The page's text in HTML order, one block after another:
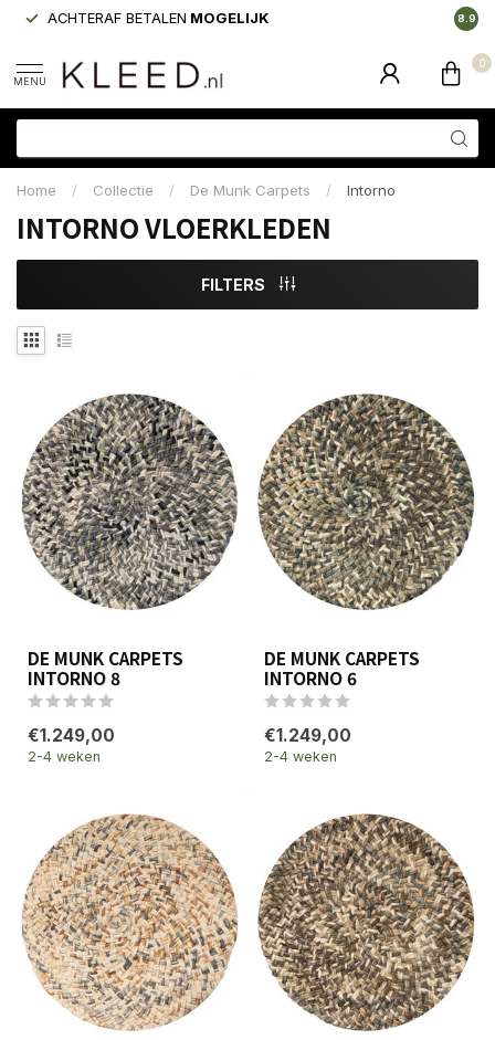
ACHTERAF BETALEN MOGELIJK 8.9
MENU
0
Home / Collectie / De Munk Carpets / Intorno
INTORNO VLOERKLEDEN
FILTERS
DE MUNK CARPETS
INTORNO 8
€1.249,00
2-4 weken
DE MUNK CARPETS
INTORNO 6
€1.249,00
2-4 weken